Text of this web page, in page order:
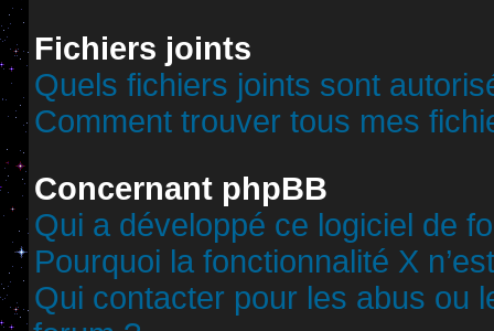
Fichiers joints
Quels fichiers joints sont
Comment trouver tous mes
Concernant phpBB
Qui a développé ce logiciel de
Pourquoi la fonctionnalité X
Qui contacter pour les abus ou